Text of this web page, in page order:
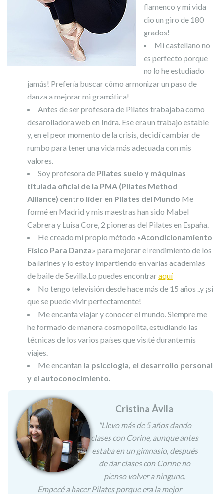
flamenco y mi vida
dio un giro de 180
grados!
Mi castellano no
es perfecto porque
no lo he estudiado
jamás! Prefería buscar cómo armonizar un paso de
danza a mejorar mi gramática!
Antes de ser profesora de Pilates trabajaba como
desarolladora web en Indra. Ese era un trabajo estable
y, en el peor momento de la crisis, decidí cambiar de
rumbo para tener una vida más adecuada con mis
valores.
Soy profesora de Pilates suelo y máquinas
titulada oficial de la PMA (Pilates Method
Alliance) centro líder en Pilates del Mundo Me
formé en Madrid y mis maestras han sido Mabel
Cabrera y Luisa Core, 2 pioneras del Pilates en España.
He creado mi propio método «Acondicionamiento
Físico Para Danza» para mejorar el rendimiento de los
bailarines y lo estoy impartiendo en varias academias
de baile de Sevilla.Lo puedes encontraraquí
No tengo televisión desde hace más de 15 años ..y ¡si
que se puede vivir perfectamente!
Me encanta viajar y conocer el mundo. Siempre me
he formado de manera cosmopolita, estudiando las
técnicas de los varios países que visité durante mis
viajes.
Me encantan la psicología, el desarrollo personal
y el autoconocimiento.
Cristina Ávila
"Llevo más de 5 años dando
clases con Corine, aunque antes
estaba en un gimnasio, después
de dar clases con Corine no
pienso volver a ninguno.
Empecé a hacer Pilates porque era la mejor